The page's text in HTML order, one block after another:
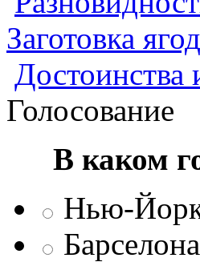
Заготовка
Голосование
В каком
Нью-
Барселона